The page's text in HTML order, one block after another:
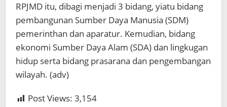
RPJMD itu, dibagi menjadi 3 bidang, yiatu bidang
pembangunan Sumber Daya Manusia (SDM)
pemerinthan dan aparatur. Kemudian, bidang
ekonomi Sumber Daya Alam (SDA) dan lingkugan
hidup serta bidang prasarana dan pengembangan
wilayah. (adv)
Post Views: 3,154